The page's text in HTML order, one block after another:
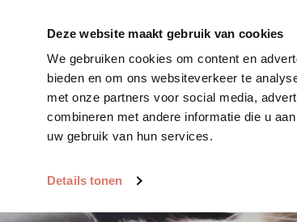
Deze website maakt gebruik van cookies
We gebruiken cookies om content en
bieden en om ons websiteverkeer te
met onze partners voor social media,
combineren met andere informatie die u
uw gebruik van hun services.
Details tonen
Zoek huisdier Plaats huisdier Hoe